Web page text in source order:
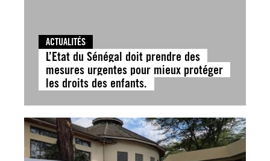
ACTUALITÉS
L’Etat du Sénégal doit prendre des
mesures urgentes pour mieux protéger
les droits des enfants.